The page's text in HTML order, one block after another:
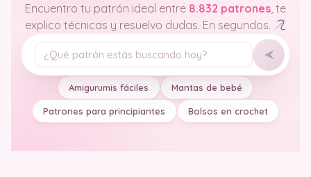
Encuentro tu patrón ideal entre 8.832 patrones, te
explico técnicas y resuelvo dudas. En segundos.
Tu pregunta
Amigurumis fáciles Mantas de bebé
Patrones para principiantes Bolsos en crochet